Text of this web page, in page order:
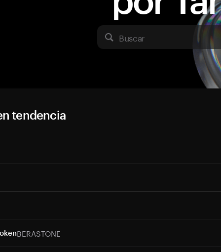
Buscar
tendencia
BERASTONE